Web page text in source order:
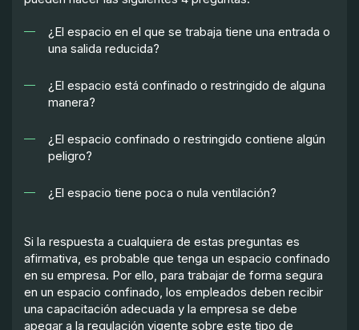
¿El espacio en el que se trabaja tiene una entrada o
una salida reducida?
¿El espacio está confinado o restringido de alguna
manera?
¿El espacio confinado o restringido contiene algún
peligro?
¿El espacio tiene poca o nula ventilación?
Si la respuesta a cualquiera de estas preguntas es
afirmativa, es probable que tenga un espacio confinado
en su empresa. Por ello, para trabajar de forma segura
en un espacio confinado, los empleados deben recibir
una capacitación adecuada y la empresa se debe
apegar a la regulación vigente sobre este tipo de